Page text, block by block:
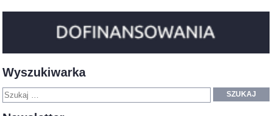
Wyszukiwarka
SZUKAJ